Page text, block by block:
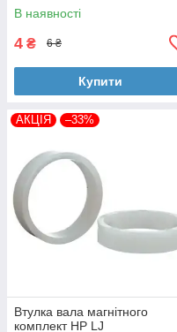
В наявності
4 ₴ 6 ₴
Купити
АКЦІЯ –33%
Втулка вала магнітного
комплект HP LJ